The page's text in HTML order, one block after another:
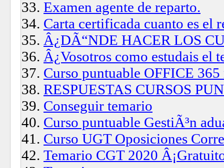
Examen agente de reparto.
Carta certificada cuanto es el
Â¿DÃ“NDE HACER LOS
Â¿Vosotros como estudais el
Curso puntuable OFFICE 365
RESPUESTAS CURSOS
Conseguir temario
Curso puntuable GestiÃ³n
Curso UGT Oposiciones
Temario CGT 2020